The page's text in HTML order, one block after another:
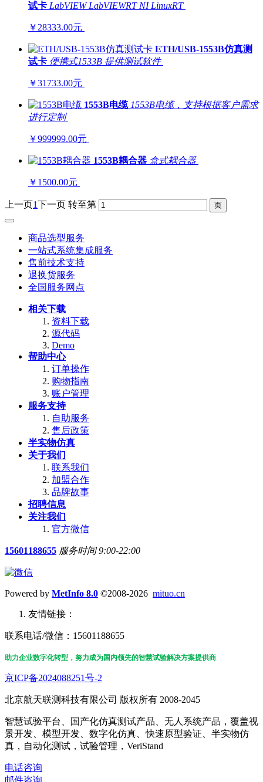
试卡 LabVIEW LabVIEWRT NI LinuxRT
￥28333.00元
ETH/USB-1553B仿真测
试卡 便携式1533B 提供测试软件
￥31733.00元
1553B电缆 1553B电缆，支持根据客户需求
进行定制
￥999999.00元
1553B耦合器 盒式耦合器
￥1500.00元
上一页1下一页 转至第
商品选型服务
一站式系统集成服务
售前技术支持
退换货服务
全国服务网点
相关下载
资料下载
源代码
Demo
帮助中心
订单操作
购物指南
账户管理
服务支持
自助服务
售后政策
半实物仿真
关于我们
联系我们
加盟合作
品牌故事
招聘信息
关注我们
官方微信
15601188655 服务时间 9:00-22:00
Powered by MetInfo 8.0 ©2008-2026 mituo.cn
友情链接：
联系电话/微信：15601188655
助力企业数字化转型，努力成为国内领先的智慧试验解决方案提供商
京ICP备2024088251号-2
北京航天联测科技有限公司 版权所有 2008-2045
智慧试验平台、国产化仿真测试产品、无人系统产品，覆盖视
景开发、模型开发、数字化仿真、快速原型验证、半实物仿
真，自动化测试，试验管理，VeriStand
电话咨询